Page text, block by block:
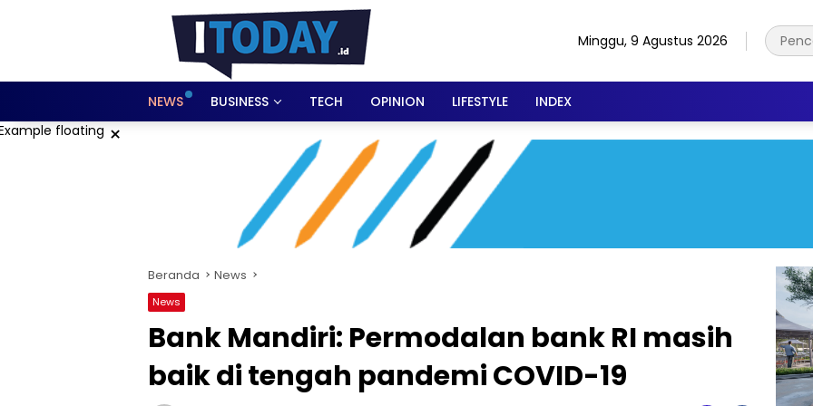
Minggu, 9 Agustus 2026
NEWS BUSINESS TECH OPINION LIFESTYLE INDEX
×
Beranda News
News
Bank Mandiri: Permodalan bank RI masih
baik di tengah pandemi COVID-19